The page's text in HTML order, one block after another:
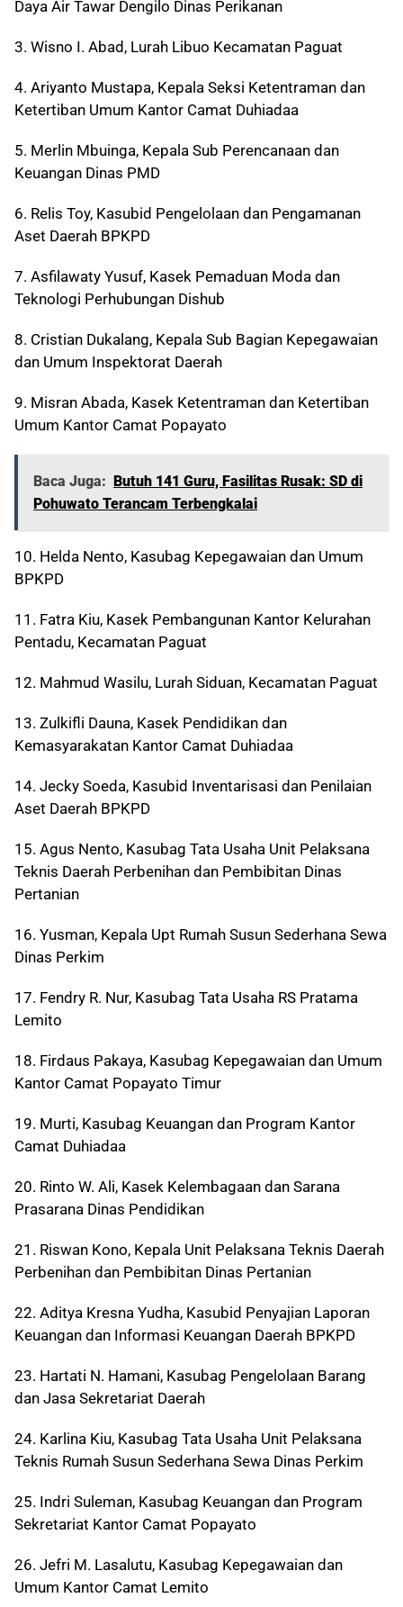
Daya Air Tawar Dengilo Dinas Perikanan
3. Wisno I. Abad, Lurah Libuo Kecamatan Paguat
4. Ariyanto Mustapa, Kepala Seksi Ketentraman dan
Ketertiban Umum Kantor Camat Duhiadaa
5. Merlin Mbuinga, Kepala Sub Perencanaan dan
Keuangan Dinas PMD
6. Relis Toy, Kasubid Pengelolaan dan Pengamanan
Aset Daerah BPKPD
7. Asfilawaty Yusuf, Kasek Pemaduan Moda dan
Teknologi Perhubungan Dishub
8. Cristian Dukalang, Kepala Sub Bagian Kepegawaian
dan Umum Inspektorat Daerah
9. Misran Abada, Kasek Ketentraman dan Ketertiban
Umum Kantor Camat Popayato
Baca Juga: Butuh 141 Guru, Fasilitas Rusak: SD di
Pohuwato Terancam Terbengkalai
10. Helda Nento, Kasubag Kepegawaian dan Umum
BPKPD
11. Fatra Kiu, Kasek Pembangunan Kantor Kelurahan
Pentadu, Kecamatan Paguat
12. Mahmud Wasilu, Lurah Siduan, Kecamatan Paguat
13. Zulkifli Dauna, Kasek Pendidikan dan
Kemasyarakatan Kantor Camat Duhiadaa
14. Jecky Soeda, Kasubid Inventarisasi dan Penilaian
Aset Daerah BPKPD
15. Agus Nento, Kasubag Tata Usaha Unit Pelaksana
Teknis Daerah Perbenihan dan Pembibitan Dinas
Pertanian
16. Yusman, Kepala Upt Rumah Susun Sederhana Sewa
Dinas Perkim
17. Fendry R. Nur, Kasubag Tata Usaha RS Pratama
Lemito
18. Firdaus Pakaya, Kasubag Kepegawaian dan Umum
Kantor Camat Popayato Timur
19. Murti, Kasubag Keuangan dan Program Kantor
Camat Duhiadaa
20. Rinto W. Ali, Kasek Kelembagaan dan Sarana
Prasarana Dinas Pendidikan
21. Riswan Kono, Kepala Unit Pelaksana Teknis Daerah
Perbenihan dan Pembibitan Dinas Pertanian
22. Aditya Kresna Yudha, Kasubid Penyajian Laporan
Keuangan dan Informasi Keuangan Daerah BPKPD
23. Hartati N. Hamani, Kasubag Pengelolaan Barang
dan Jasa Sekretariat Daerah
24. Karlina Kiu, Kasubag Tata Usaha Unit Pelaksana
Teknis Rumah Susun Sederhana Sewa Dinas Perkim
25. Indri Suleman, Kasubag Keuangan dan Program
Sekretariat Kantor Camat Popayato
26. Jefri M. Lasalutu, Kasubag Kepegawaian dan
Umum Kantor Camat Lemito